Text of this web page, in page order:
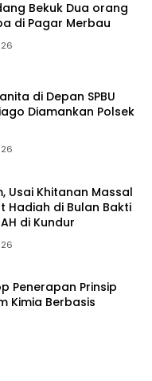
Bekuk Dua orang
di Pagar Merbau
di Depan SPBU
Diamankan Polsek
Usai Khitanan Massal
Hadiah di Bulan Bakti
di Kundur
Penerapan Prinsip
Kimia Berbasis